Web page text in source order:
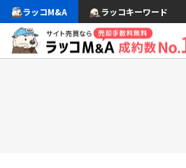
ラッコM&A ラッコキーワード